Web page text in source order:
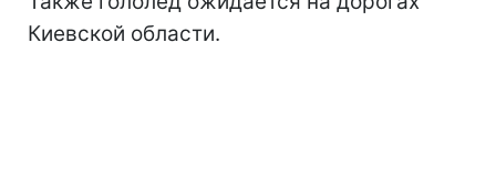
Киевской области.